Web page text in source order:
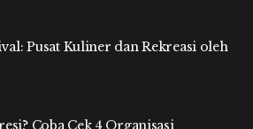
Pusat Kuliner dan Rekreasi oleh
Coba Cek 4 Organisasi